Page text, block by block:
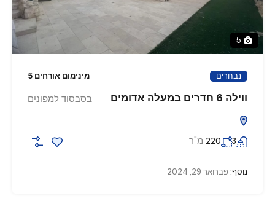
5
נבחרים מינימום אורחים 5
ווילה 6 חדרים במעלה אדומים בסבסוד למפונים
3
220 מ"ר
נוסף:פברואר 29, 2024